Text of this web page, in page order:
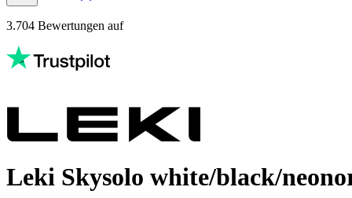
3.704 Bewertungen auf
Leki Skysolo white/black/